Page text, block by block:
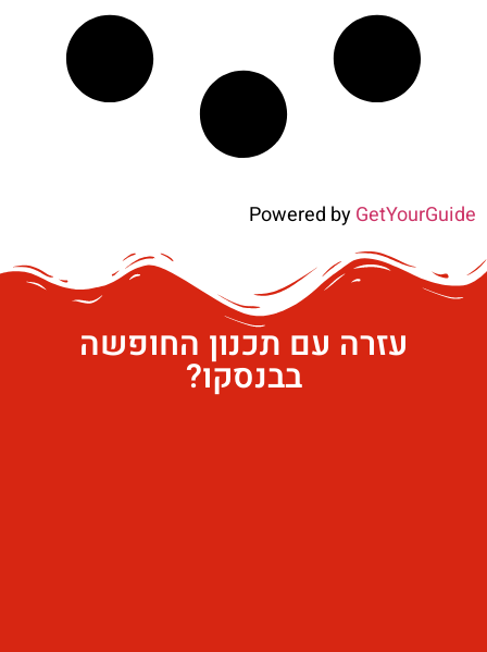
Powered byGetYourGuide
עזרה עם תכנון החופשה
בבנסקו?